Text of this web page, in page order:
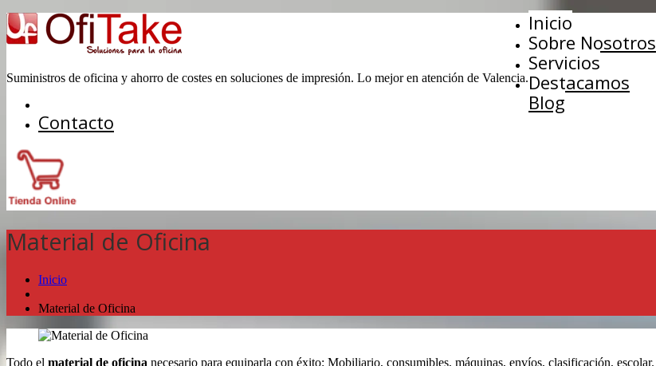
Suministros de oficina y ahorro de costes en soluciones de impresión. Lo mejor en atención de Valencia.
Inicio
Sobre Nosotros
Servicios
Destacamos
Blog
Contacto
Material de Oficina
Inicio
Material de Oficina
Todo el material de oficina necesario para equiparla con éxito: Mobiliario, consumibles, máquinas, envíos, clasificación, escolar.